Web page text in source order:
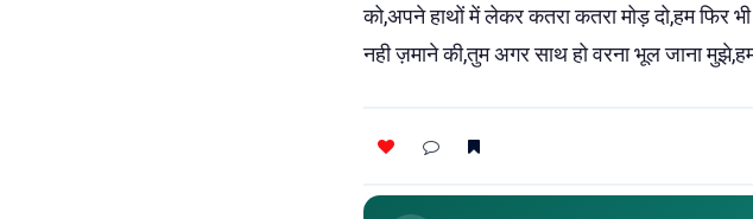
को,अपने हाथों में लेकर कतरा कतरा मोड़ दो,हम फिर
नही ज़माने की,तुम अगर साथ हो वरना भूल जाना